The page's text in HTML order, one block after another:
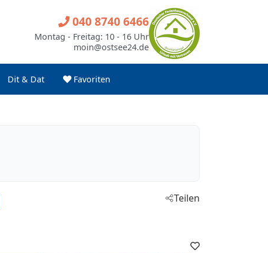
Dit & Dat Favoriten
040 8740 6466
Montag - Freitag: 10 - 16 Uhr
moin@ostsee24.de
Teilen